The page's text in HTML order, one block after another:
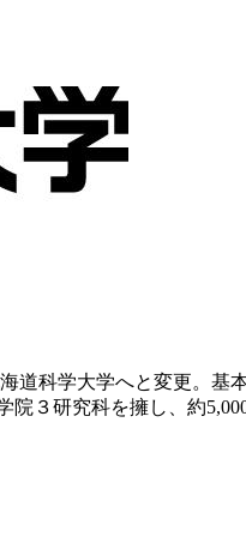
道科学大学へと変更。基
３研究科を擁し、約